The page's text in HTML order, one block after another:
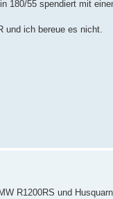
180/55 spendiert mit
und ich bereue es nicht.
R1200RS und